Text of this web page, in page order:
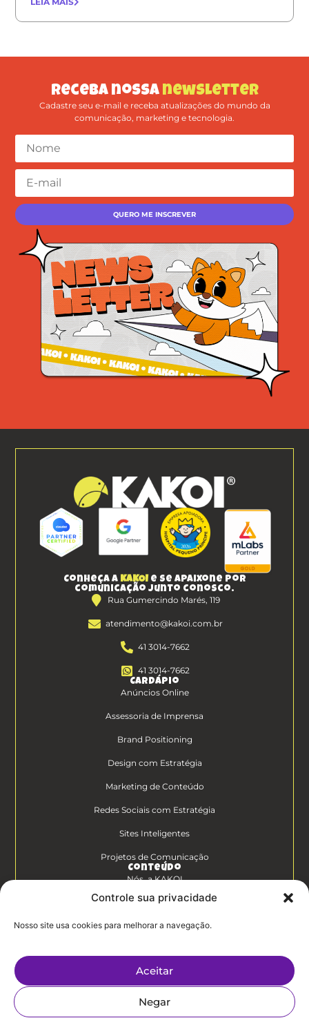
Controle sua privacidade
Nosso site usa cookies para melhorar a navegação.
Aceitar
Negar
Receba nossa newsletter
Cadastre seu e-mail e receba atualizações do mundo da
comunicação, marketing e tecnologia.
Conheça a KAKOI e se apaixone por
comunicação junto conosco.
Rua Gumercindo Marés, 119
atendimento@kakoi.com.br
41 3014-7662
41 3014-7662
Cardápio
Anúncios Online
Assessoria de Imprensa
Brand Positioning
Design com Estratégia
Marketing de Conteúdo
Redes Sociais com Estratégia
Sites Inteligentes
Projetos de Comunicação
Conteúdo
Nós, a KAKOI
Diferenciais Clientes KAKOI
KAKOICast
Trabalhe Conosco
Politíca de